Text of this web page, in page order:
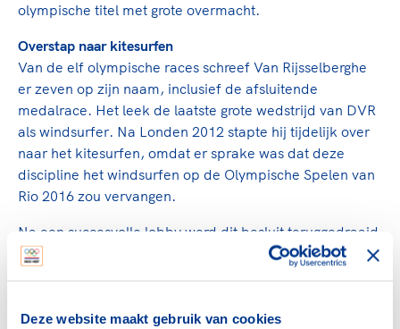
Deze website maakt gebruik van cookies
olympische titel met grote overmacht.
Overstap naar kitesurfen
Van de elf olympische races schreef Van Rijsselberghe
er zeven op zijn naam, inclusief de afsluitende
medalrace. Het leek de laatste grote wedstrijd van DVR
als windsurfer. Na Londen 2012 stapte hij tijdelijk over
naar het kitesurfen, omdat er sprake was dat deze
discipline het windsurfen op de Olympische Spelen van
Rio 2016 zou vervangen.
Na een succesvolle lobby werd dit besluit teruggedraaid
en keerde ook Van Rijsselberghe weer terug bij zijn oude
opnieuw gebeurde dit met grote overmacht: de